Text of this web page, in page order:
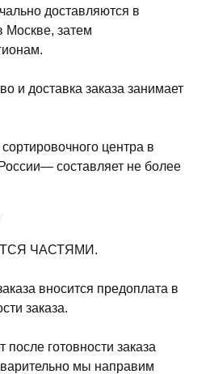
доставляются в
Москве, затем
и доставка заказа занимает
центра в
составляет не более
ЧАСТЯМИ.
вносится предоплата в
заказа.
после готовности заказа
мы направим